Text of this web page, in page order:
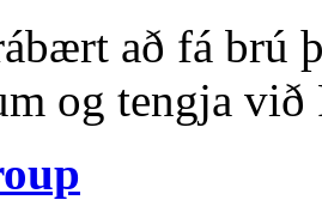
að fá brú
og tengja við